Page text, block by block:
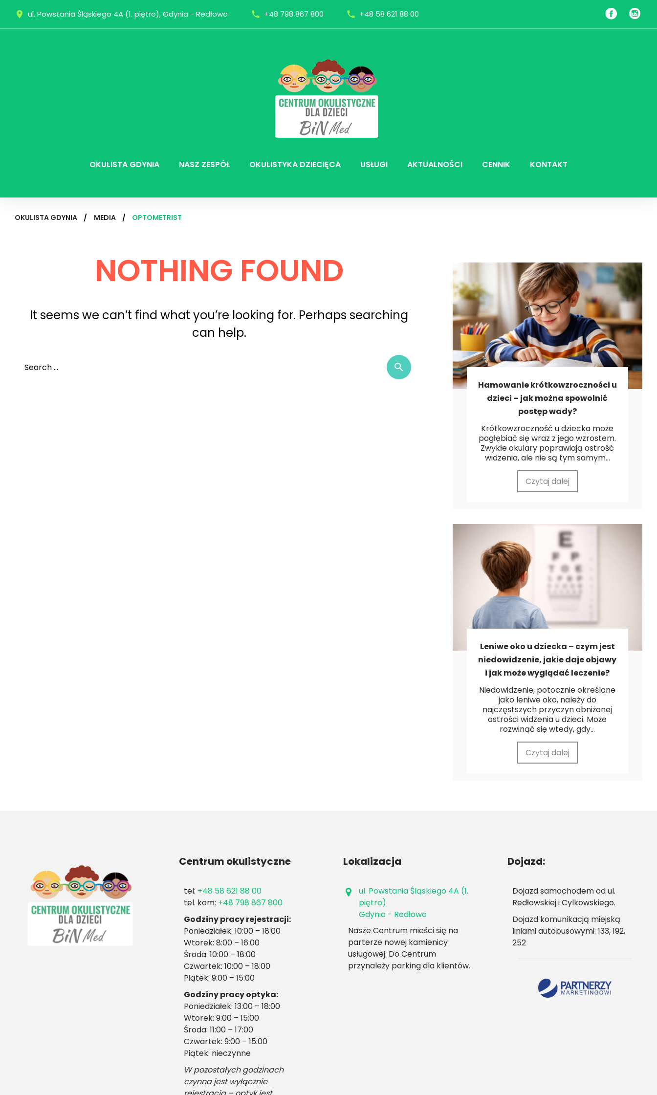
content
place ul. Powstania Śląskiego 4A (1. piętro), Gdynia - Redłowo call +48 798 867 800 call +48 58 621 88 00
OKULISTA GDYNIA NASZ ZESPÓŁ OKULISTYKA DZIECIĘCA USŁUGI AKTUALNOŚCI CENNIK KONTAKT
OKULISTA GDYNIA / MEDIA / OPTOMETRIST
NOTHING FOUND
It seems we can’t find what you’re looking for. Perhaps searching
can help.
search
Hamowanie krótkowzroczności u
dzieci – jak można spowolnić
postęp wady?
Krótkowzroczność u dziecka może
pogłębiać się wraz z jego wzrostem.
Zwykłe okulary poprawiają ostrość
widzenia, ale nie są tym samym...
Czytaj dalej
Leniwe oko u dziecka – czym jest
niedowidzenie, jakie daje objawy
i jak może wyglądać leczenie?
Niedowidzenie, potocznie określane
jako leniwe oko, należy do
najczęstszych przyczyn obniżonej
ostrości widzenia u dzieci. Może
rozwinąć się wtedy, gdy...
Czytaj dalej
Centrum okulistyczne
tel: +48 58 621 88 00
tel. kom: +48 798 867 800
Godziny pracy rejestracji:
Poniedziałek: 10:00 – 18:00
Wtorek: 8:00 – 16:00
Środa: 10:00 – 18:00
Czwartek: 10:00 – 18:00
Piątek: 9:00 – 15:00
Godziny pracy optyka:
Poniedziałek: 13:00 – 18:00
Wtorek: 9:00 – 15:00
Środa: 11:00 – 17:00
Czwartek: 9:00 – 15:00
Piątek: nieczynne
W pozostałych godzinach
czynna jest wyłącznie
Lokalizacja
ul. Powstania Śląskiego 4A (1.
piętro)
Gdynia - Redłowo
Nasze Centrum mieści się na
parterze nowej kamienicy
usługowej. Do Centrum
przynależy parking dla klientów.
Dojazd:
Dojazd samochodem od ul.
Redłowskiej i Cylkowskiego.
Dojazd komunikacją miejską
liniami autobusowymi: 133, 192,
252